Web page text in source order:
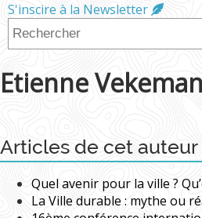
S'inscire à la Newsletter
Etienne
Articles de cet auteur
La Ville durable : mythe ou